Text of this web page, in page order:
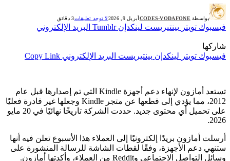
بواسطة CODES-VODAFONE أبريل 9, 2026 لا توجد تعليقات3 دقائق
فيسبوك تويتر بينتيريست لينكدإن Tumblr البريد الإلكتروني
شاركها
فيسبوك تويتر لينكدإن بينتيريست البريد الإلكتروني Copy Link
تستعد أمازون لإنهاء دعم أجهزة Kindle التي تم إصدارها قبل عام
2012، مما يؤدي إلى قطعها عن متجر Kindle وجعلها غير قادرة فعليًا
على تحميل أي محتوى جديد. حددت الشركة تاريخًا نهائيًا في 20 مايو
2026.
أرسلت أمازون بريدًا إلكترونيًا إلى العملاء هذا الأسبوع تعلن فيه أنها
ستنهي دعم الأجهزة، وفقًا لقطات الشاشة للرسالة المنشورة على
وسائل التواصل الاجتماعي وReddit من العملاء، وأكدتها أمازون.